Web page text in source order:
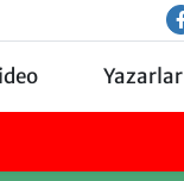
Yazarlar